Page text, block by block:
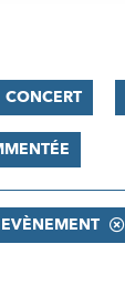
CONCERT
EVÈNEMENT